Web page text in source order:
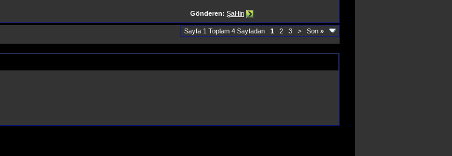
Gönderen: ŞaHin
Sayfa 1 Toplam 4 Sayfadan 1 2 3 > Son »